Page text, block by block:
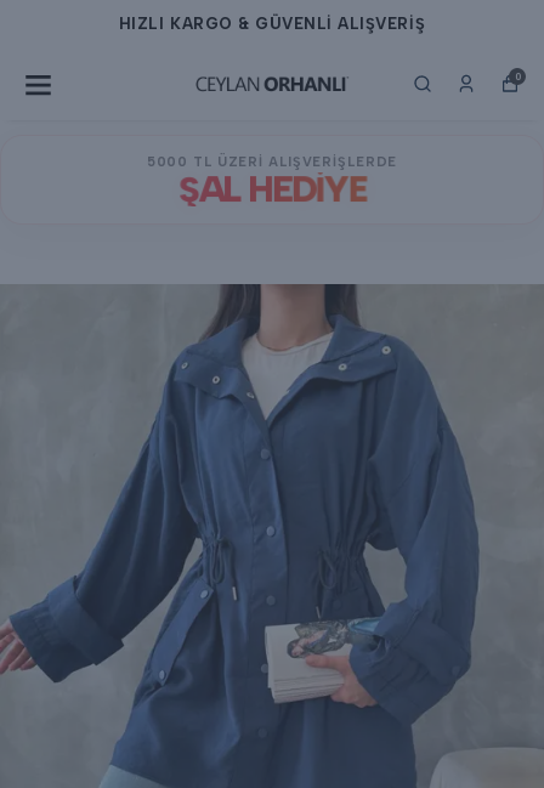
HIZLI KARGO & GÜVENLİ ALIŞVERİŞ
0
5000 TL ÜZERİ ALIŞVERİŞLERDE
ŞAL HEDİYE